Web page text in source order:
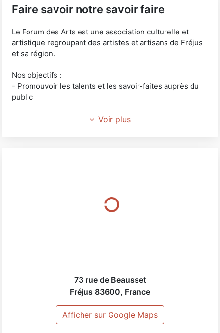
Faire savoir notre savoir faire
Le Forum des Arts est une association culturelle et
artistique regroupant des artistes et artisans de Fréjus
et sa région.
Nos objectifs :
- Promouvoir les talents et les savoir-faites auprès du
public
- Promouvoir l'attractivité et le rayonnement des
Voir plus
73 rue de Beausset
Fréjus 83600, France
Afficher sur Google Maps